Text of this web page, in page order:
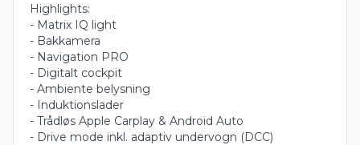
Highlights:
- Matrix IQ light
- Bakkamera
- Navigation PRO
- Digitalt cockpit
- Ambiente belysning
- Induktionslader
- Trådløs Apple Carplay & Android Auto
- Drive mode inkl. adaptiv undervogn (DCC)